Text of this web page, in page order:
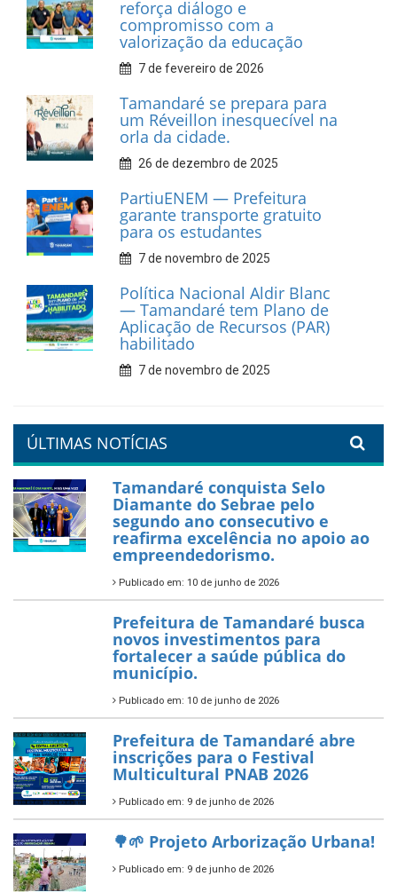
Associação dos Taxistas Rota
Car Service
10 de fevereiro de 2026
Dia do Frevo: patrimônio
cultural em movimento
9 de fevereiro de 2026
Prefeitura de Tamandaré
fortalece apoio aos
catadores de materiais
recicláveis
9 de fevereiro de 2026
Prefeitura de Tamandaré
reforça diálogo e
compromisso com a
valorização da educação
7 de fevereiro de 2026
orla da cidade.
PartiuENEM — Prefeitura
garante transporte gratuito
para os estudantes
7 de novembro de 2025
Política Nacional Aldir Blanc
— Tamandaré tem Plano de
Aplicação de Recursos (PAR)
habilitado
7 de novembro de 2025
ÚLTIMAS NOTÍCIAS
Tamandaré conquista Selo
Diamante do Sebrae pelo
segundo ano consecutivo e
reafirma excelência no apoio ao
empreendedorismo.
Publicado em: 10 de junho de 2026